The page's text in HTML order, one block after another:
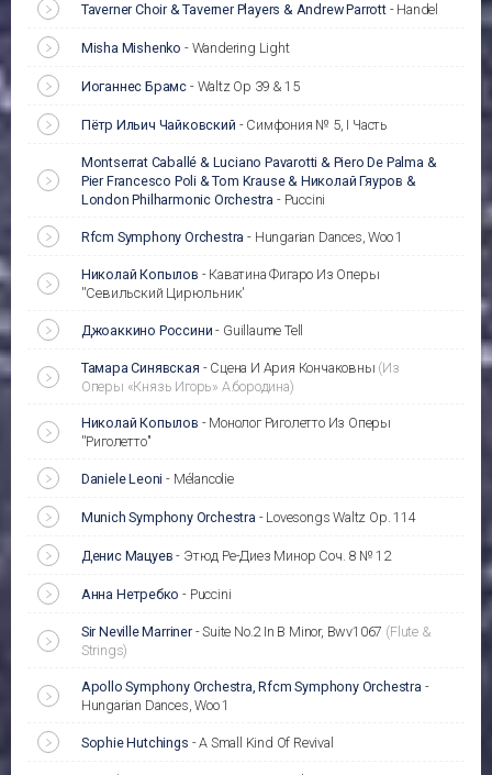
Taverner Choir & Taverner Players & Andrew Parrott- Handel
Misha Mishenko - Wandering Light
Иоганнес Брамс - Waltz Op 39 & 15
Пётр Ильич Чайковский - Симфония № 5, I Часть
Montserrat Caballé & Luciano Pavarotti & Piero De Palma &
Pier Francesco Poli & Tom Krause & Николай Гяуров &
London Philharmonic Orchestra - Puccini
Rfcm Symphony Orchestra - Hungarian Dances, Woo 1
Николай Копылов - Каватина Фигаро Из Оперы
''Севильский Цирюльник'
Джоаккино Россини - Guillaume Tell
Тамара Синявская - Сцена И Ария Кончаковны (Из
Оперы «Князь Игорь» А.бородина)
Николай Копылов - Монолог Риголетто Из Оперы
''Риголетто''
Daniele Leoni - Mélancolie
Munich Symphony Orchestra - Lovesongs Waltz Op. 114
Денис Мацуев - Этюд Ре-Диез Минор Соч. 8 № 12
Анна Нетребко - Puccini
Sir Neville Marriner-Suite No.2 In B Minor, Bwv1067 (Flute &
Strings)
Apollo Symphony Orchestra, Rfcm Symphony Orchestra -
Hungarian Dances, Woo 1
Sophie Hutchings -A Small Kind Of Revival